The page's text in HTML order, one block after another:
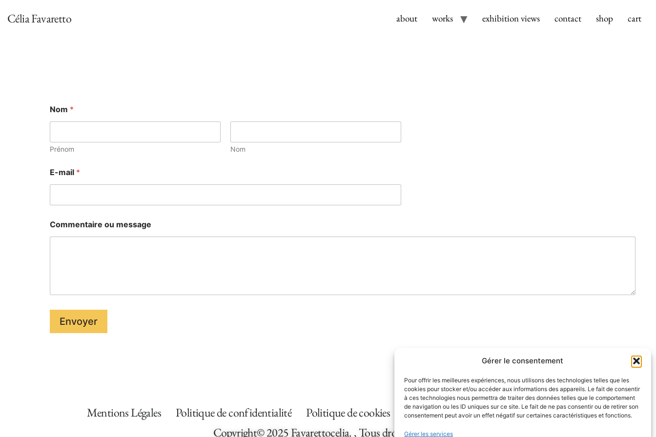
Gérer le consentement
Pour offrir les meilleures expériences, nous utilisons des technologies telles que les
cookies pour stocker et/ou accéder aux informations des appareils. Le fait de consentir
à ces technologies nous permettra de traiter des données telles que le comportement
de navigation ou les ID uniques sur ce site. Le fait de ne pas consentir ou de retirer son
consentement peut avoir un effet négatif sur certaines caractéristiques et fonctions.
Gérer les services
Célia Favaretto about works exhibition views contact shop cart
e
s
a
g
*
m
e
s
g
Nom *
Prénom Nom
E-mail *
Commentaire ou message
Envoyer
Mentions Légales Politique de confidentialité Politique de cookies
Conditions Générales de Vente (CGV)
Copyright© 2025 Favarettocelia. , Tous droits réservés.